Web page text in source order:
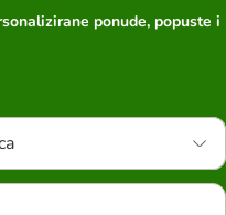
ponude, popuste i